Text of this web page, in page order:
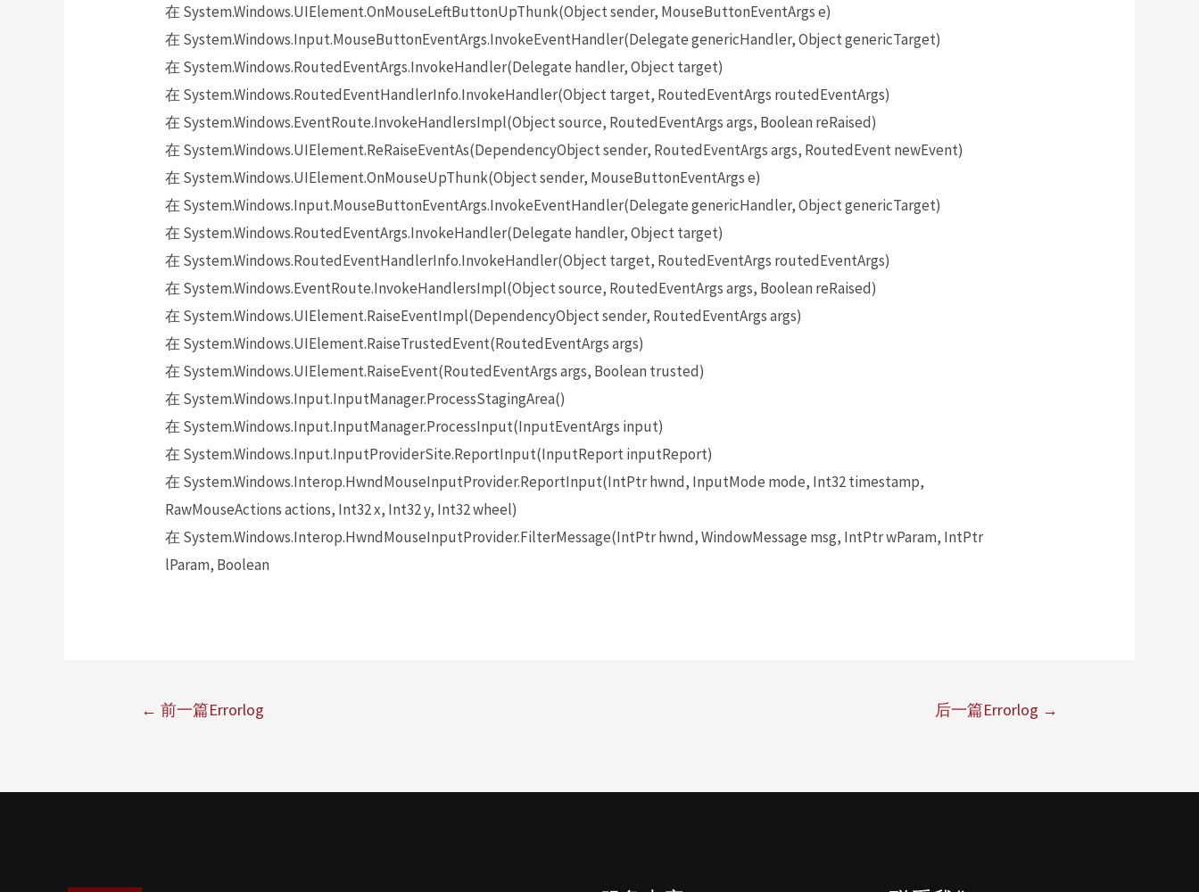
在 System.Windows.UIElement.OnMouseLeftButtonUpThunk(Object sender, MouseButtonEventArgs e)
在 System.Windows.Input.MouseButtonEventArgs.InvokeEventHandler(Delegate genericHandler, Object genericTarget)
在 System.Windows.RoutedEventArgs.InvokeHandler(Delegate handler, Object target)
在 System.Windows.RoutedEventHandlerInfo.InvokeHandler(Object target, RoutedEventArgs routedEventArgs)
在 System.Windows.EventRoute.InvokeHandlersImpl(Object source, RoutedEventArgs args, Boolean reRaised)
在 System.Windows.UIElement.ReRaiseEventAs(DependencyObject sender, RoutedEventArgs args, RoutedEvent newEvent)
在 System.Windows.UIElement.OnMouseUpThunk(Object sender, MouseButtonEventArgs e)
在 System.Windows.Input.MouseButtonEventArgs.InvokeEventHandler(Delegate genericHandler, Object genericTarget)
在 System.Windows.RoutedEventArgs.InvokeHandler(Delegate handler, Object target)
在 System.Windows.RoutedEventHandlerInfo.InvokeHandler(Object target, RoutedEventArgs routedEventArgs)
在 System.Windows.EventRoute.InvokeHandlersImpl(Object source, RoutedEventArgs args, Boolean reRaised)
在 System.Windows.UIElement.RaiseEventImpl(DependencyObject sender, RoutedEventArgs args)
在 System.Windows.UIElement.RaiseTrustedEvent(RoutedEventArgs args)
在 System.Windows.UIElement.RaiseEvent(RoutedEventArgs args, Boolean trusted)
在 System.Windows.Input.InputManager.ProcessStagingArea()
在 System.Windows.Input.InputManager.ProcessInput(InputEventArgs input)
在 System.Windows.Input.InputProviderSite.ReportInput(InputReport inputReport)
在 System.Windows.Interop.HwndMouseInputProvider.ReportInput(IntPtr hwnd, InputMode mode, Int32 timestamp,
RawMouseActions actions, Int32 x, Int32 y, Int32 wheel)
在 System.Windows.Interop.HwndMouseInputProvider.FilterMessage(IntPtr hwnd, WindowMessage msg, IntPtr wParam, IntPtr
lParam, Boolean
← 前一篇Errorlog 后一篇Errorlog →